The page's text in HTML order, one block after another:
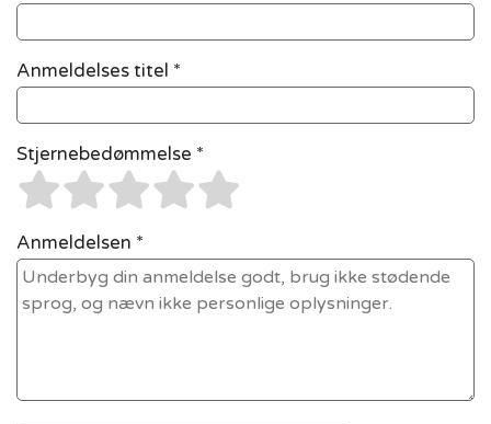
Anmeldelses titel *
Stjernebedømmelse *
Anmeldelsen *